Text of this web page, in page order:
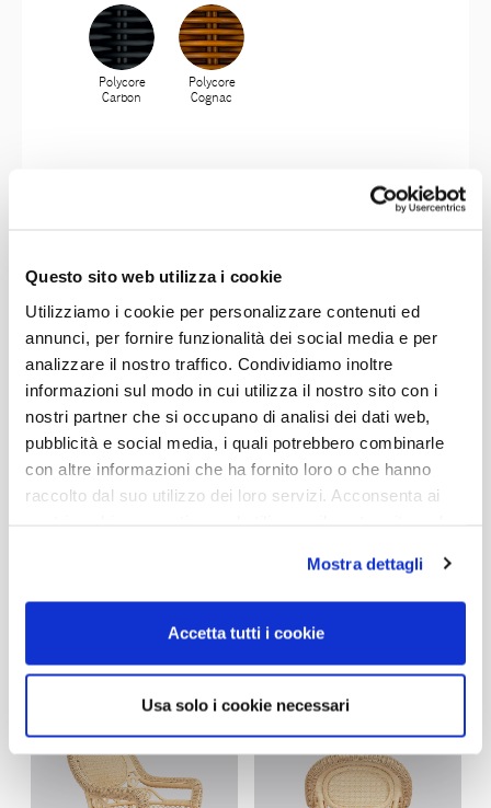
Questo sito web utilizza i cookie
Utilizziamo i cookie per personalizzare contenuti ed
annunci, per fornire funzionalità dei social media e per
analizzare il nostro traffico. Condividiamo inoltre
informazioni sul modo in cui utilizza il nostro sito con i
nostri partner che si occupano di analisi dei dati web,
pubblicità e social media, i quali potrebbero combinarle
con altre informazioni che ha fornito loro o che hanno
raccolto dal suo utilizzo dei loro servizi. Acconsenta ai
Mostra dettagli
Accetta tutti i cookie
Usa solo i cookie necessari
Polycore
Carbon
Polycore
Cognac